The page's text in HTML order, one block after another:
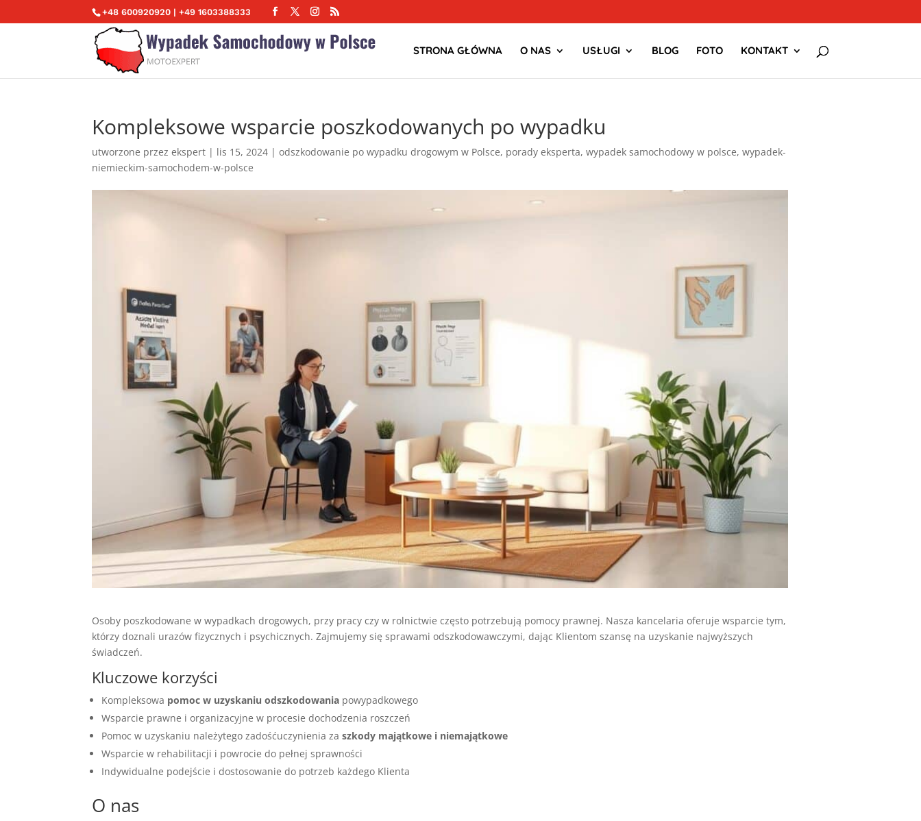
+48 600920920 | +49 1603388333
STRONA GŁÓWNA O NAS USŁUGI BLOG FOTO KONTAKT
Kompleksowe wsparcie poszkodowanych po wypadku
utworzone przezekspert | lis 15, 2024 |odszkodowanie po wypadku drogowym w Polsce, porady eksperta,wypadek samochodowy w polsce,wypadek-
niemieckim-samochodem-w-polsce
Osoby poszkodowane w wypadkach drogowych, przy pracy czy w rolnictwie często potrzebują pomocy prawnej. Nasza kancelaria oferuje wsparcie tym,
którzy doznali urazów fizycznych i psychicznych. Zajmujemy się sprawami odszkodowawczymi, dając Klientom szansę na uzyskanie najwyższych
świadczeń.
Kluczowe korzyści
Kompleksowa pomoc w uzyskaniu odszkodowania powypadkowego
Wsparcie prawne i organizacyjne w procesie dochodzenia roszczeń
Pomoc w uzyskaniu należytego zadośćuczynienia zaszkody majątkowe i niemajątkowe
Wsparcie w rehabilitacji i powrocie do pełnej sprawności
Indywidualne podejście i dostosowanie do potrzeb każdego Klienta
O nas